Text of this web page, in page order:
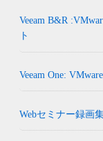
Veeam B&R
ト
Veeam One:
Webセミナー録画